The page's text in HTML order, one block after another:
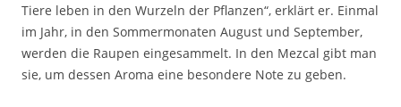
Tiere leben in den Wurzeln der Pflanzen“, erklärt er. Einmal
im Jahr, in den Sommermonaten August und September,
werden die Raupen eingesammelt. In den Mezcal gibt man
sie, um dessen Aroma eine besondere Note zu geben.